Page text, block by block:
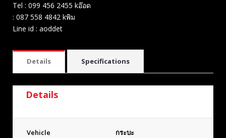
Tel : 099 456 2455 kอ๊อด
: 087 558 4842 kพิม
Line id : aoddet
Details Specifications
Details
Vehicle กระบะ